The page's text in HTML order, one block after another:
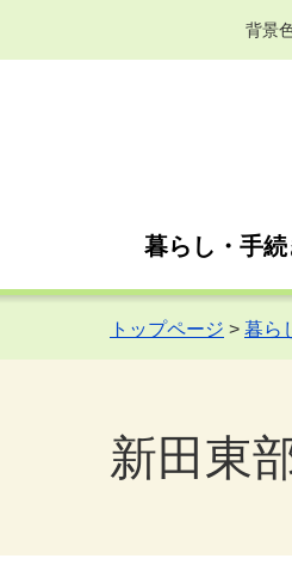
背景
暮らし・手続
トップページ > 暮ら
新田東